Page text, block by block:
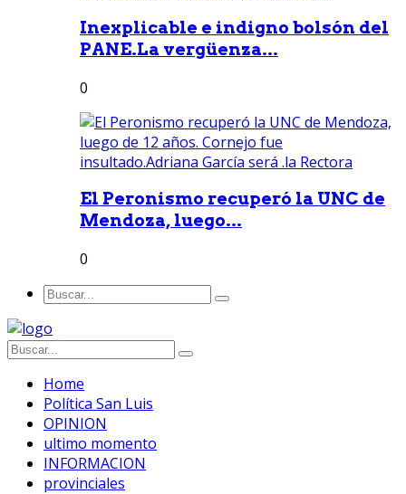
Inexplicable e indigno bolsón del
PANE.La vergüenza...
0
El Peronismo recuperó la UNC de
Mendoza, luego...
0
Home
Política San Luis
OPINION
ultimo momento
INFORMACION
provinciales